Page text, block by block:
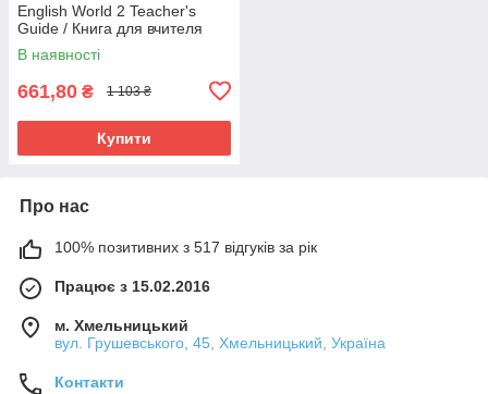
English World 2 Teacher's
Guide / Книга для вчителя
В наявності
661,80 ₴ 1 103 ₴
Купити
Про нас
100% позитивних з 517 відгуків за рік
Працює з 15.02.2016
м. Хмельницький
вул. Грушевського, 45, Хмельницький, Україна
Контакти